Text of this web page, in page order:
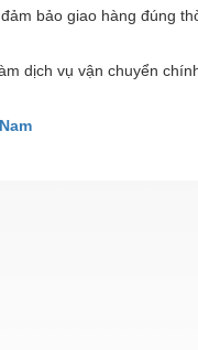
bảo giao hàng đúng
dịch vụ vận chuyển